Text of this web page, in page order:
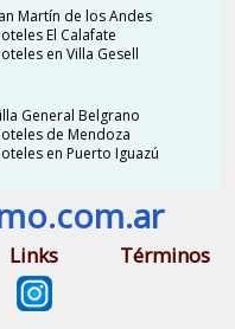
Martín de los Andes
El Calafate
en Villa Gesell
General Belgrano
de Mendoza
en Puerto Iguazú
Links Términos